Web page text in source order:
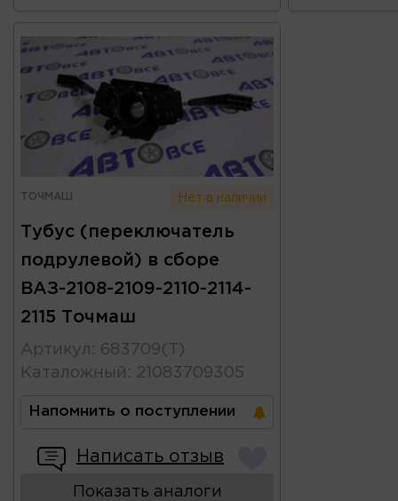
ТОЧМАШ Нет в наличии
Тубус (переключатель
подрулевой) в сборе
ВАЗ-2108-2109-2110-2114-
2115 Точмаш
Артикул : 683709(Т)
Каталожный : 21083709305
Напомнить о поступлении
Написать отзыв
Показать аналоги